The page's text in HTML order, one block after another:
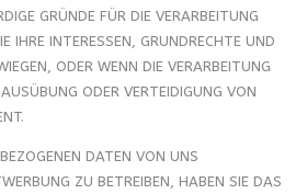
GRÜNDE FÜR DIE VERARBEITUNG
IHRE INTERESSEN, GRUNDRECHTE UND
ODER WENN DIE VERARBEITUNG
ODER VERTEIDIGUNG VON
DATEN VON UNS
ZU BETREIBEN, HABEN SIE DAS